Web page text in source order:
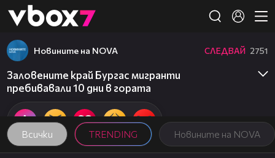
👾
Всички TRENDING Новините на NOVA
Новините на NOVA СЛЕДВАЙ 2751
Заловените край Бургас мигранти
пребивавали 10 дни в гората
02:10